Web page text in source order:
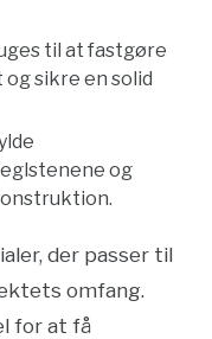
til at fastgøre
sikre en solid
og
der passer til
omfang.
for at få